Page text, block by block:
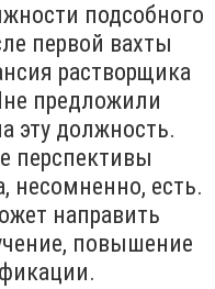
подсобного
первой вахты
растворщика
предложили
эту должность.
перспективы
несомненно, есть.
направить
повышение